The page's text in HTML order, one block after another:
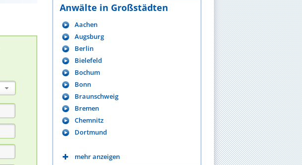
Anwälte in Großstädten
Aachen
Augsburg
Berlin
Bielefeld
Bochum
Bonn
Braunschweig
Bremen
Chemnitz
Dortmund
mehr anzeigen